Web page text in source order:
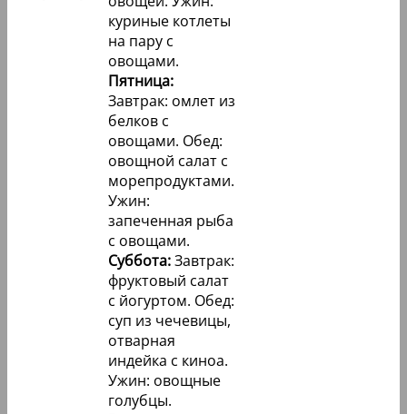
куриные котлеты
на пару с
овощами.
Пятница:
Завтрак: омлет из
белков с
овощами. Обед:
овощной салат с
морепродуктами.
Ужин:
запеченная рыба
с овощами.
Суббота:Завтрак:
фруктовый салат
с йогуртом. Обед:
суп из чечевицы,
отварная
индейка с киноа.
Ужин: овощные
голубцы.